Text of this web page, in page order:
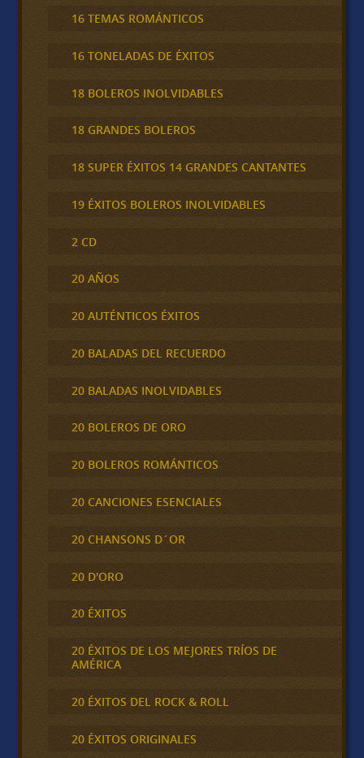
16 TEMAS ROMÁNTICOS
16 TONELADAS DE ÉXITOS
18 BOLEROS INOLVIDABLES
18 GRANDES BOLEROS
18 SUPER ÉXITOS 14 GRANDES CANTANTES
19 ÉXITOS BOLEROS INOLVIDABLES
2 CD
20 AÑOS
20 AUTÉNTICOS ÉXITOS
20 BALADAS DEL RECUERDO
20 BALADAS INOLVIDABLES
20 BOLEROS DE ORO
20 BOLEROS ROMÁNTICOS
20 CANCIONES ESENCIALES
20 CHANSONS D´OR
20 D'ORO
20 ÉXITOS
20 ÉXITOS DE LOS MEJORES TRÍOS DE
AMÉRICA
20 ÉXITOS DEL ROCK & ROLL
20 ÉXITOS ORIGINALES